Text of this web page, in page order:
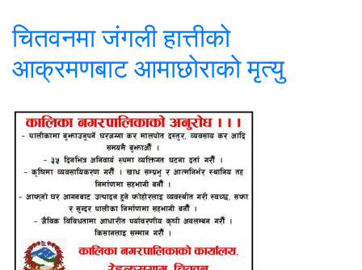
चितवनमा जंगली हात्तीको
आक्रमणबाट आमाछोराको मृत्यु